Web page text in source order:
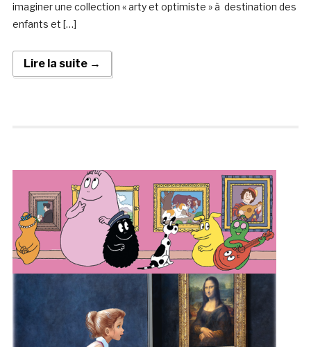
imaginer une collection « arty et optimiste » à destination des
enfants et […]
Lire la suite →